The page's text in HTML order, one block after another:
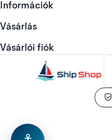
Információk
Vásárlás
Vásárlói fiók